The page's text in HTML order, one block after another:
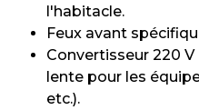
l'habitacle.
Feux avant
Convertisseur 220
lente pour les
etc.).